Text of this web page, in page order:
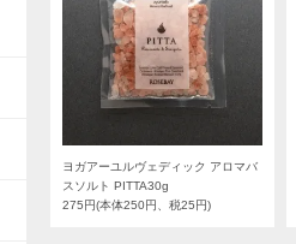
ヨガアーユルヴェディック アロマバ
スソルト PITTA30g
275円(本体250円、税25円)